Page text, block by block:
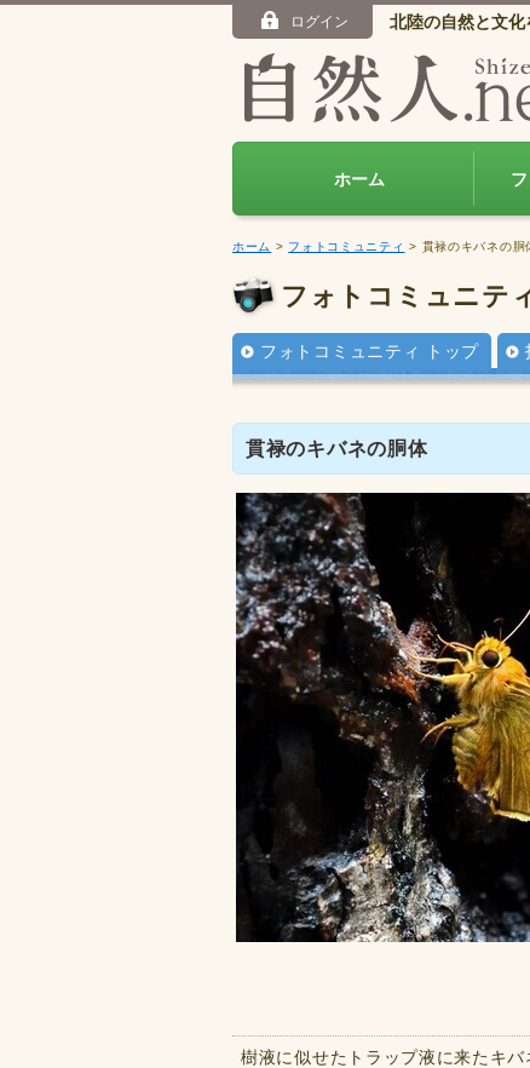
ログイン 北陸の自然と文
ホーム
ホーム > フォトコミュニティ > 貫禄のキバネの胴
フォトコミュニテ
フォトコミュニティ トップ
貫禄のキバネの胴体
樹液に似せたトラップ液に来たキ